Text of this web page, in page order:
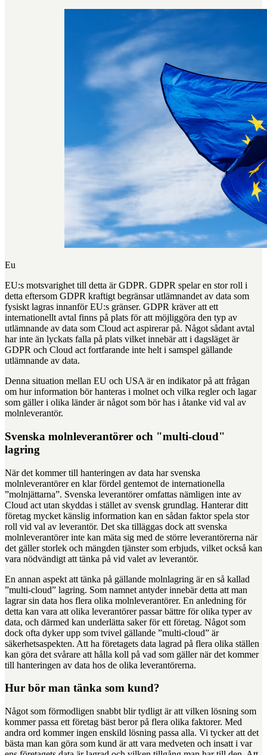
Eu
EU:s motsvarighet till detta är GDPR. GDPR spelar en stor roll i
detta eftersom GDPR kraftigt begränsar utlämnandet av data som
fysiskt lagras innanför EU:s gränser. GDPR kräver att ett
internationellt avtal finns på plats för att möjliggöra den typ av
utlämnande av data som Cloud act aspirerar på. Något sådant avtal
har inte än lyckats falla på plats vilket innebär att i dagsläget är
GDPR och Cloud act fortfarande inte helt i samspel gällande
utlämnande av data.
Denna situation mellan EU och USA är en indikator på att frågan
om hur information bör hanteras i molnet och vilka regler och lagar
som gäller i olika länder är något som bör has i åtanke vid val av
molnleverantör.
Svenska molnleverantörer och "multi-cloud"
lagring
När det kommer till hanteringen av data har svenska
molnleverantörer en klar fördel gentemot de internationella
”molnjättarna”. Svenska leverantörer omfattas nämligen inte av
Cloud act utan skyddas i stället av svensk grundlag. Hanterar ditt
företag mycket känslig information kan en sådan faktor spela stor
roll vid val av leverantör. Det ska tilläggas dock att svenska
molnleverantörer inte kan mäta sig med de större leverantörerna när
det gäller storlek och mängden tjänster som erbjuds, vilket också kan
vara nödvändigt att tänka på vid valet av leverantör.
En annan aspekt att tänka på gällande molnlagring är en så kallad
”multi-cloud” lagring. Som namnet antyder innebär detta att man
lagrar sin data hos flera olika molnleverantörer. En anledning för
detta kan vara att olika leverantörer passar bättre för olika typer av
data, och därmed kan underlätta saker för ett företag. Något som
dock ofta dyker upp som tvivel gällande ”multi-cloud” är
säkerhetsaspekten. Att ha företagets data lagrad på flera olika ställen
kan göra det svårare att hålla koll på vad som gäller när det kommer
till hanteringen av data hos de olika leverantörerna.
Hur bör man tänka som kund?
Något som förmodligen snabbt blir tydligt är att vilken lösning som
kommer passa ett företag bäst beror på flera olika faktorer. Med
andra ord kommer ingen enskild lösning passa alla. Vi tycker att det
bästa man kan göra som kund är att vara medveten och insatt i var